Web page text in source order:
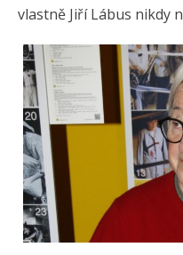
vlastně Jiří Lábus nikdy